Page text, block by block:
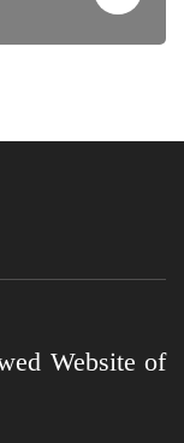
Website of